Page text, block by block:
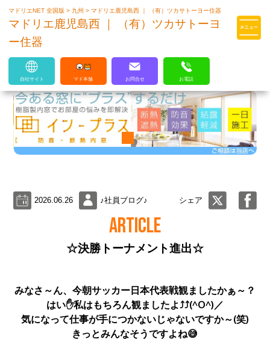
マドリエはLIXILの厳しい基準を
クリアした住まいのプロ集団です
マドリエNET 全国版> 九州>マドリエ鹿児島西 ｜ （有）ツカサトーヨー住器
マドリエ鹿児島西 ｜ （有）ツカサトーヨ
ー住器
自社サイト マド本舗 お問合せ お電話
2026.06.26 ♪社員ブログ♪ シェア
ARTICLE
☆決勝トーナメント進出☆